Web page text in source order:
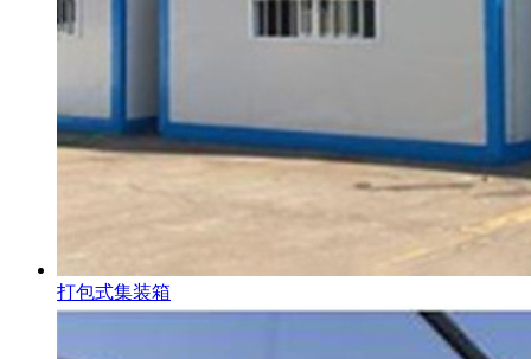
打包式集装箱